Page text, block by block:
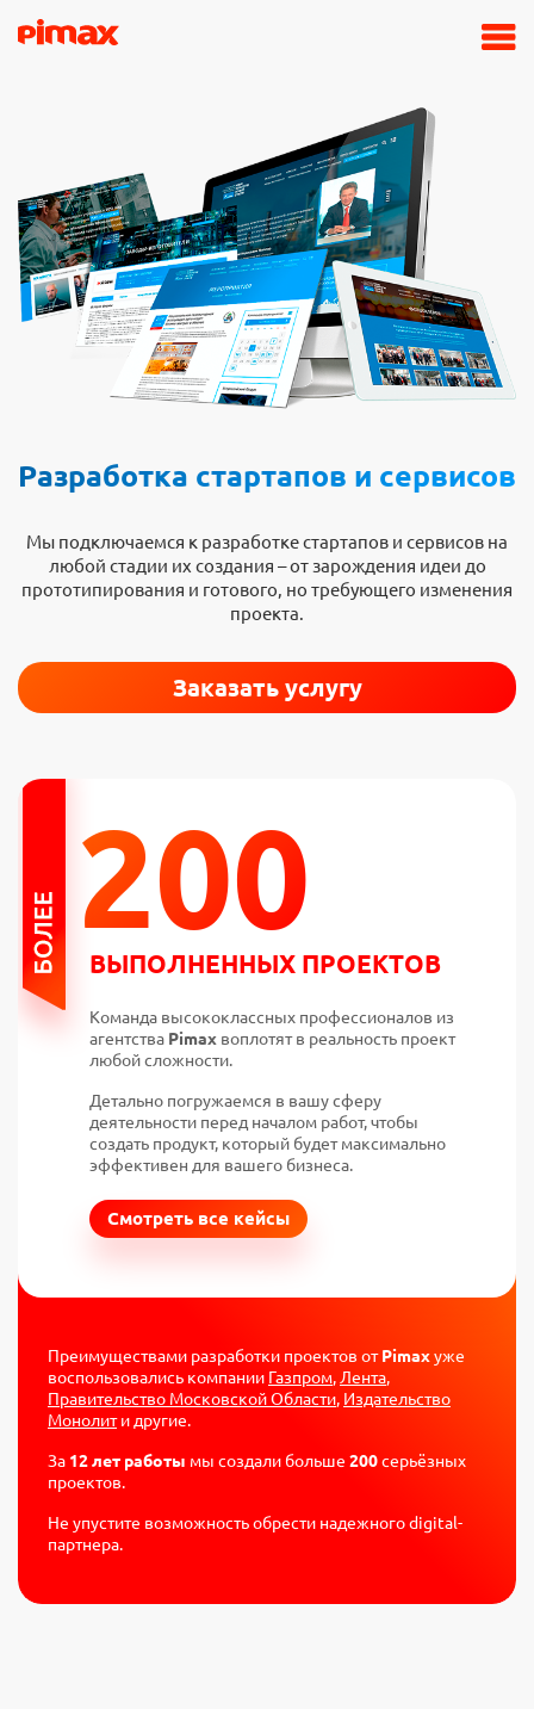
Разработка стартапов и сервисов
Мы подключаемся к разработке стартапов и сервисов на
любой стадии их создания – от зарождения идеи до
прототипирования и готового, но требующего изменения
проекта.
Заказать услугу
200
ВЫПОЛНЕННЫХ ПРОЕКТОВ
Команда высококлассных профессионалов из
агентства Pimax воплотят в реальность проект
любой сложности.
Детально погружаемся в вашу сферу
деятельности перед началом работ, чтобы
создать продукт, который будет максимально
эффективен для вашего бизнеса.
Смотреть все кейсы
Преимуществами разработки проектов отPimaxуже
воспользовались компании Газпром,Лента,
Правительство Московской Области, Издательство
Монолити другие.
За 12 лет работы мы создали больше 200серьёзных
проектов.
Не упустите возможность обрести надежного digital-
партнера.